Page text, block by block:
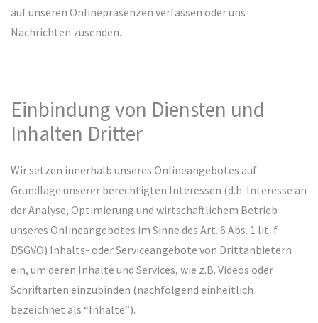
auf unseren Onlinepräsenzen verfassen oder uns
Nachrichten zusenden.
Einbindung von Diensten und
Inhalten Dritter
Wir setzen innerhalb unseres Onlineangebotes auf
Grundlage unserer berechtigten Interessen (d.h. Interesse an
der Analyse, Optimierung und wirtschaftlichem Betrieb
unseres Onlineangebotes im Sinne des Art. 6 Abs. 1 lit. f.
DSGVO) Inhalts- oder Serviceangebote von Drittanbietern
ein, um deren Inhalte und Services, wie z.B. Videos oder
Schriftarten einzubinden (nachfolgend einheitlich
bezeichnet als “Inhalte”).